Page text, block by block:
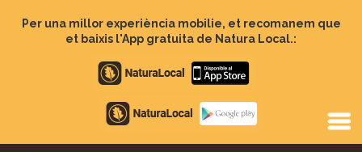
Per una millor experiència mobilie, et recomanem que
et baixis l'App gratuita de Natura Local.:
Apple
store
Google
Play